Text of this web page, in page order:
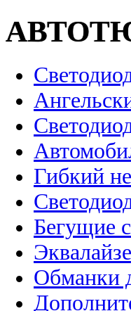
Гибкий
Бегущие
Обманки